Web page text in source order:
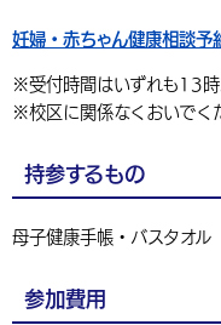
妊婦・赤ちゃん健康相談予
※受付時間はいずれも13
※校区に関係なくおいでく
持参するもの
母子健康手帳・バスタオル
参加費用